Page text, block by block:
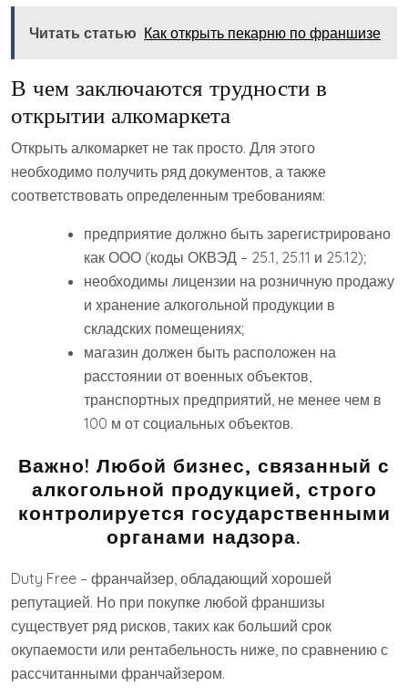
Читать статью Как открыть пекарню по франшизе
В чем заключаются трудности в
открытии алкомаркета
Открыть алкомаркет не так просто. Для этого
необходимо получить ряд документов, а также
соответствовать определенным требованиям:
предприятие должно быть зарегистрировано
как ООО (коды ОКВЭД – 25.1, 25.11 и 25.12);
необходимы лицензии на розничную продажу
и хранение алкогольной продукции в
складских помещениях;
магазин должен быть расположен на
расстоянии от военных объектов,
транспортных предприятий, не менее чем в
100 м от социальных объектов.
Важно! Любой бизнес, связанный с
алкогольной продукцией, строго
контролируется государственными
органами надзора.
Duty Free – франчайзер, обладающий хорошей
репутацией. Но при покупке любой франшизы
существует ряд рисков, таких как больший срок
окупаемости или рентабельность ниже, по сравнению с
рассчитанными франчайзером.